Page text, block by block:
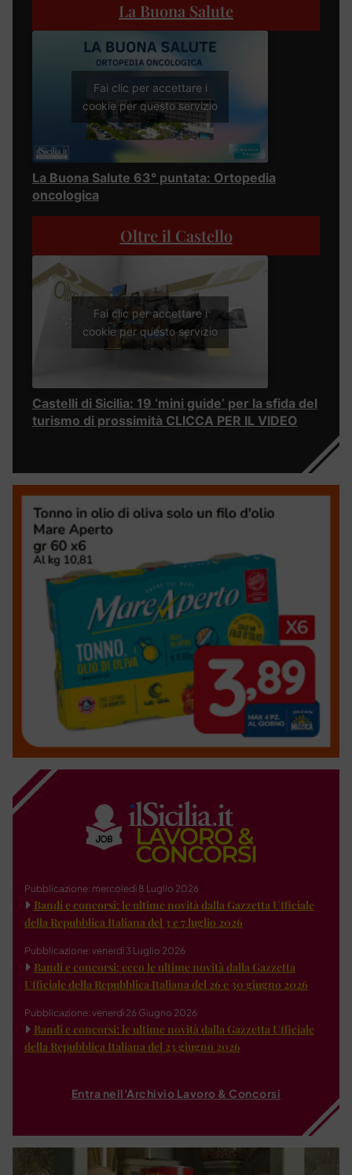
La Buona Salute
Fai clic per accettare i
cookie per questo servizio
La Buona Salute 63° puntata: Ortopedia
oncologica
Oltre il Castello
Fai clic per accettare i
cookie per questo servizio
Castelli di Sicilia: 19 ‘mini guide’ per la sfida del
turismo di prossimità CLICCA PER IL VIDEO
Pubblicazione: mercoledì 8 Luglio 2026
Bandi e concorsi: le ultime novità dalla Gazzetta Ufficiale
della Repubblica Italiana del 3 e 7 luglio 2026
Pubblicazione: venerdì 3 Luglio 2026
Bandi e concorsi: ecco le ultime novità dalla Gazzetta
Ufficiale della Repubblica Italiana del 26 e 30 giugno 2026
Pubblicazione: venerdì 26 Giugno 2026
Bandi e concorsi: le ultime novità dalla Gazzetta Ufficiale
della Repubblica Italiana del 23 giugno 2026
Entra nell'Archivio Lavoro & Concorsi